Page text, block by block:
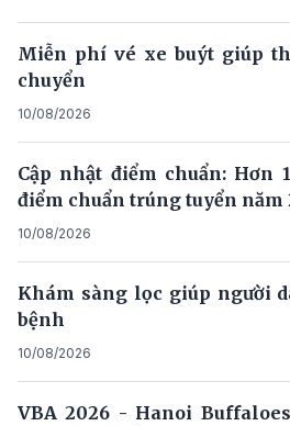
Miễn phí vé xe buýt giúp
chuyển
10/08/2026
Cập nhật điểm chuẩn: Hơn
điểm chuẩn trúng tuyển năm
10/08/2026
Khám sàng lọc giúp người
bệnh
10/08/2026
VBA 2026 - Hanoi